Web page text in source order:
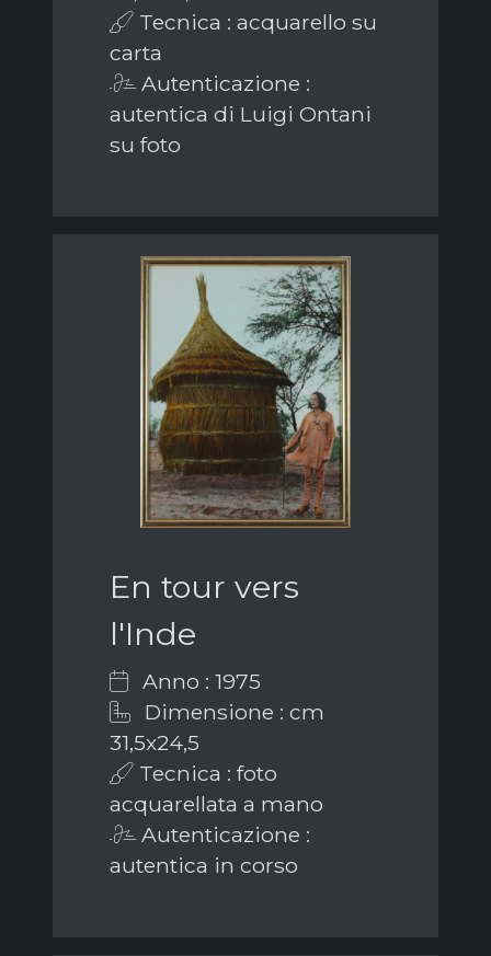
Tecnica : acquarello su
carta
Autenticazione :
autentica di Luigi Ontani
su foto
En tour vers
l'Inde
Anno : 1975
Dimensione : cm
31,5x24,5
Tecnica : foto
acquarellata a mano
Autenticazione :
autentica in corso